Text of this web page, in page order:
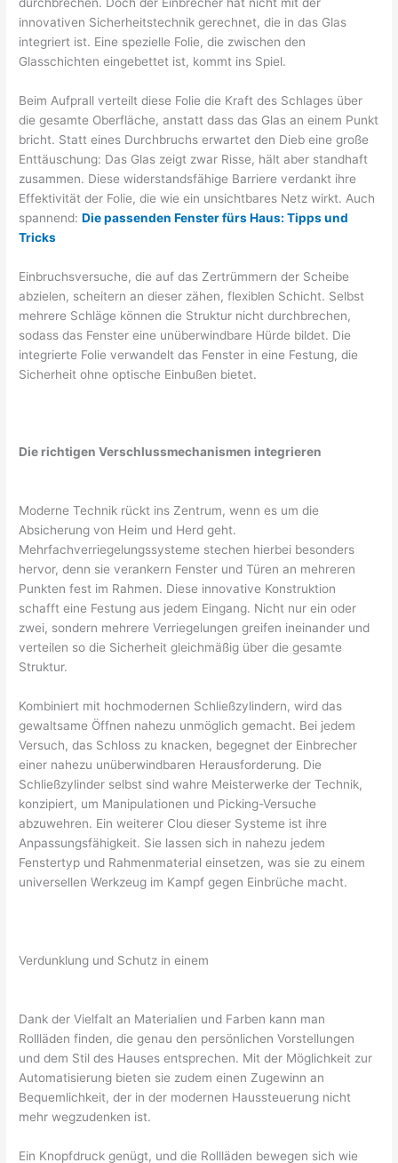
innovativen Sicherheitstechnik gerechnet, die in das Glas
integriert ist. Eine spezielle Folie, die zwischen den
Glasschichten eingebettet ist, kommt ins Spiel.
Beim Aufprall verteilt diese Folie die Kraft des Schlages über
die gesamte Oberfläche, anstatt dass das Glas an einem Punkt
bricht. Statt eines Durchbruchs erwartet den Dieb eine große
Enttäuschung: Das Glas zeigt zwar Risse, hält aber standhaft
zusammen. Diese widerstandsfähige Barriere verdankt ihre
Effektivität der Folie, die wie ein unsichtbares Netz wirkt. Auch
spannend:Die passenden Fenster fürs Haus: Tipps und
Tricks
Einbruchsversuche, die auf das Zertrümmern der Scheibe
abzielen, scheitern an dieser zähen, flexiblen Schicht. Selbst
mehrere Schläge können die Struktur nicht durchbrechen,
sodass das Fenster eine unüberwindbare Hürde bildet. Die
integrierte Folie verwandelt das Fenster in eine Festung, die
Sicherheit ohne optische Einbußen bietet.
Die richtigen Verschlussmechanismen integrieren
Moderne Technik rückt ins Zentrum, wenn es um die
Absicherung von Heim und Herd geht.
Mehrfachverriegelungssysteme stechen hierbei besonders
hervor, denn sie verankern Fenster und Türen an mehreren
Punkten fest im Rahmen. Diese innovative Konstruktion
schafft eine Festung aus jedem Eingang. Nicht nur ein oder
zwei, sondern mehrere Verriegelungen greifen ineinander und
verteilen so die Sicherheit gleichmäßig über die gesamte
Struktur.
Kombiniert mit hochmodernen Schließzylindern, wird das
gewaltsame Öffnen nahezu unmöglich gemacht. Bei jedem
Versuch, das Schloss zu knacken, begegnet der Einbrecher
einer nahezu unüberwindbaren Herausforderung. Die
Schließzylinder selbst sind wahre Meisterwerke der Technik,
konzipiert, um Manipulationen und Picking-Versuche
abzuwehren. Ein weiterer Clou dieser Systeme ist ihre
Anpassungsfähigkeit. Sie lassen sich in nahezu jedem
Fenstertyp und Rahmenmaterial einsetzen, was sie zu einem
universellen Werkzeug im Kampf gegen Einbrüche macht.
Verdunklung und Schutz in einem
Dank der Vielfalt an Materialien und Farben kann man
Rollläden finden, die genau den persönlichen Vorstellungen
und dem Stil des Hauses entsprechen. Mit der Möglichkeit zur
Automatisierung bieten sie zudem einen Zugewinn an
Bequemlichkeit, der in der modernen Haussteuerung nicht
mehr wegzudenken ist.
Ein Knopfdruck genügt, und die Rollläden bewegen sich wie